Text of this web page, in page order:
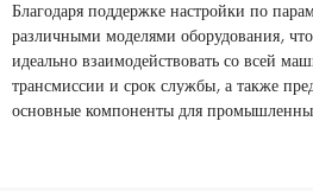
Благодаря поддержке настройки по
различными моделями оборудования,
идеально взаимодействовать со всей
трансмиссии и срок службы, а также
основные компоненты для